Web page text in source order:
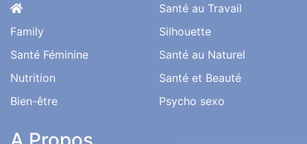
Family
Santé Féminine
Nutrition
Bien-être
Santé au Travail
Silhouette
Santé au Naturel
Santé et Beauté
Psycho sexo